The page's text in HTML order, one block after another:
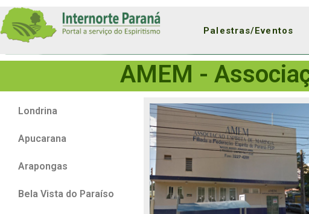
Palestras/Eventos
AMEM -
Londrina
Apucarana
Arapongas
Bela Vista do Paraíso